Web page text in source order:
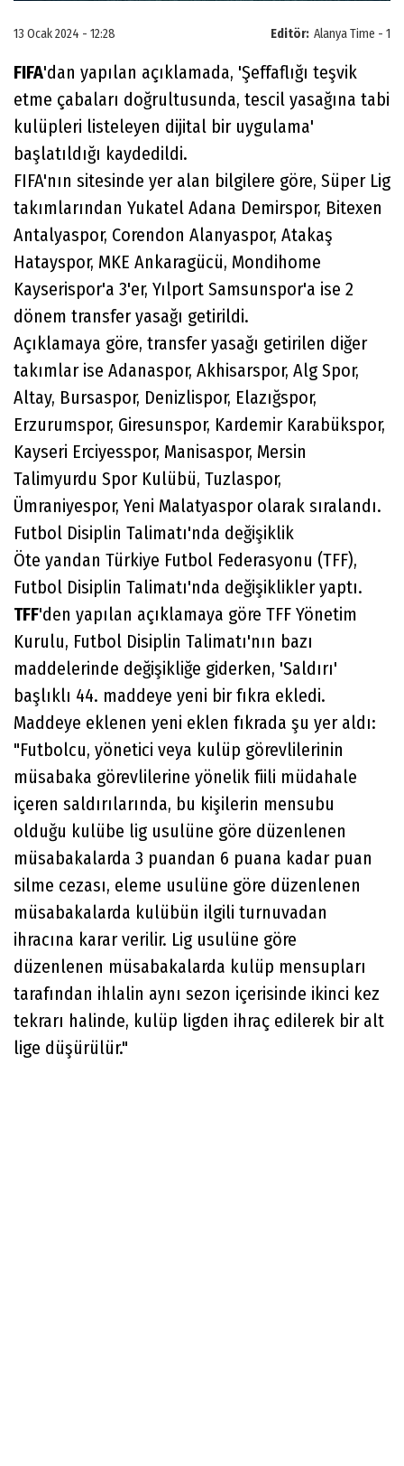
Editör: Alanya Time - 1
13 Ocak 2024 - 12:28
FIFA'dan yapılan açıklamada, 'Şeffaflığı teşvik
etme çabaları doğrultusunda, tescil yasağına tabi
kulüpleri listeleyen dijital bir uygulama'
başlatıldığı kaydedildi.
FIFA'nın sitesinde yer alan bilgilere göre, Süper Lig
takımlarından Yukatel Adana Demirspor, Bitexen
Antalyaspor, Corendon Alanyaspor, Atakaş
Hatayspor, MKE Ankaragücü, Mondihome
Kayserispor'a 3'er, Yılport Samsunspor'a ise 2
dönem transfer yasağı getirildi.
Açıklamaya göre, transfer yasağı getirilen diğer
takımlar ise Adanaspor, Akhisarspor, Alg Spor,
Altay, Bursaspor, Denizlispor, Elazığspor,
Erzurumspor, Giresunspor, Kardemir Karabükspor,
Kayseri Erciyesspor, Manisaspor, Mersin
Talimyurdu Spor Kulübü, Tuzlaspor,
Ümraniyespor, Yeni Malatyaspor olarak sıralandı.
Futbol Disiplin Talimatı'nda değişiklik
Öte yandan Türkiye Futbol Federasyonu (TFF),
Futbol Disiplin Talimatı'nda değişiklikler yaptı.
TFF'den yapılan açıklamaya göre TFF Yönetim
Kurulu, Futbol Disiplin Talimatı'nın bazı
maddelerinde değişikliğe giderken, 'Saldırı'
başlıklı 44. maddeye yeni bir fıkra ekledi.
Maddeye eklenen yeni eklen fıkrada şu yer aldı:
"Futbolcu, yönetici veya kulüp görevlilerinin
müsabaka görevlilerine yönelik fiili müdahale
içeren saldırılarında, bu kişilerin mensubu
olduğu kulübe lig usulüne göre düzenlenen
müsabakalarda 3 puandan 6 puana kadar puan
silme cezası, eleme usulüne göre düzenlenen
müsabakalarda kulübün ilgili turnuvadan
ihracına karar verilir. Lig usulüne göre
düzenlenen müsabakalarda kulüp mensupları
tarafından ihlalin aynı sezon içerisinde ikinci kez
tekrarı halinde, kulüp ligden ihraç edilerek bir alt
lige düşürülür."